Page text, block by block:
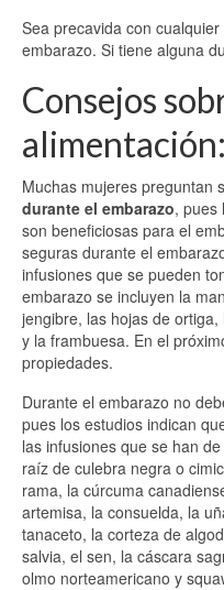
Sea precavida con
embarazo. Si tiene alguna
Consejos
Muchas mujeres preguntan
durante el embarazo, pues
son beneficiosas para el
seguras durante el
infusiones que se pueden
embarazo se incluyen la
jengibre, las hojas de
y la frambuesa. En el
propiedades.
Durante el embarazo no
pues los estudios indican
las infusiones que se han
raíz de culebra negra o
rama, la cúrcuma
artemisa, la consuelda, la
tanaceto, la corteza de
salvia, el sen, la cáscara
olmo norteamericano y